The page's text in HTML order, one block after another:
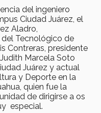
del ingeniero
Ciudad Juárez, el
Aladro,
Tecnológico de
Contreras, presidente
Marcela Soto
Juárez y actual
y Deporte en la
quien fue la
de dirigirse a os
especial.